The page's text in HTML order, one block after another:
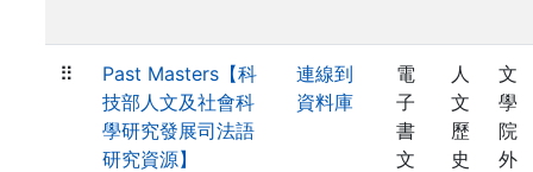
⠿
Past Masters【科
技部人文及社會科
學研究發展司法語
研究資源】
連線到
資料庫
電
子
書
文
人
文
歷
史
文
學
院
外